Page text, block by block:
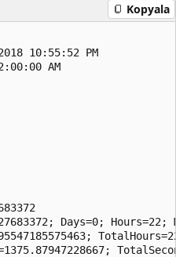
Kopyala
10:55:52 PM
AM
Days=0;